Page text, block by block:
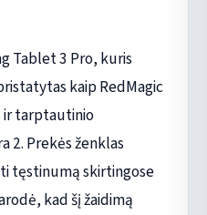
Tablet 3 Pro, kuris
kaip RedMagic
ir tarptautinio
2. Prekės ženklas
tęstinumą skirtingose
kad šį žaidimą